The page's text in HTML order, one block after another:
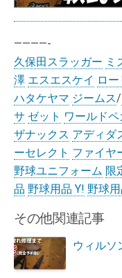
————-
久保田スラッガー ミ
澤 エスエスケイ ロ
ハタケヤマ ジームス/
サ ゼット ワールドペ
ザナックス アディダ
ーセレクト ファイヤ
野球ユニフォーム 限
品 野球用品 Y! 野球
その他関連記事
ウィルソ